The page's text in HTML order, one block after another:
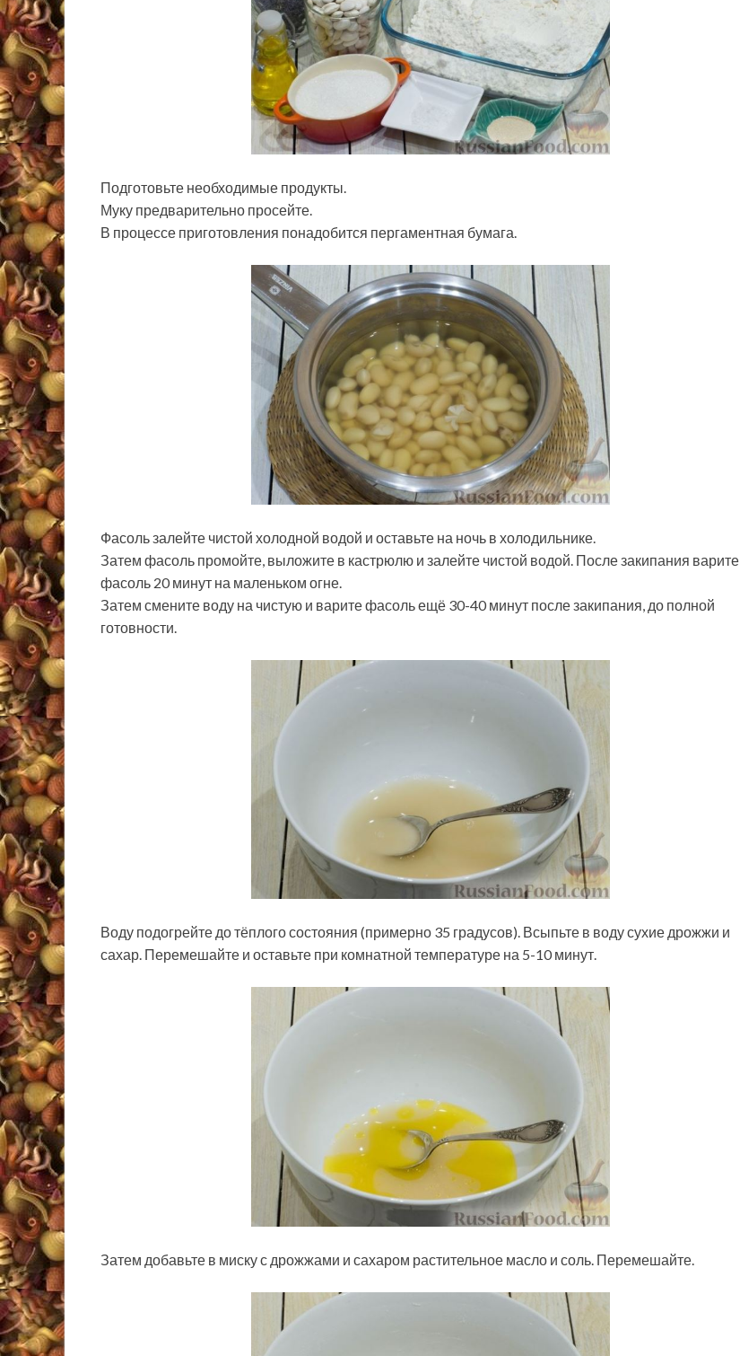
Подготовьте необходимые продукты.
Муку предварительно просейте.
В процессе приготовления понадобится пергаментная бумага.
Фасоль залейте чистой холодной водой и оставьте на ночь в холодильнике.
Затем фасоль промойте, выложите в кастрюлю и залейте чистой водой. После закипания варите
фасоль 20 минут на маленьком огне.
Затем смените воду на чистую и варите фасоль ещё 30-40 минут после закипания, до полной
готовности.
Воду подогрейте до тёплого состояния (примерно 35 градусов). Всыпьте в воду сухие дрожжи и
сахар. Перемешайте и оставьте при комнатной температуре на 5-10 минут.
Затем добавьте в миску с дрожжами и сахаром растительное масло и соль. Перемешайте.